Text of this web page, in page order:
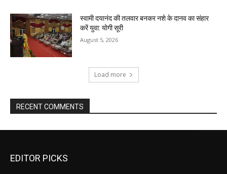
स्वामी दयानंद की तलवार बनकर नशे के दानव का संहार
करें युवा: योगी सूरी
August 5, 2026
Load more
RECENT COMMENTS
EDITOR PICKS